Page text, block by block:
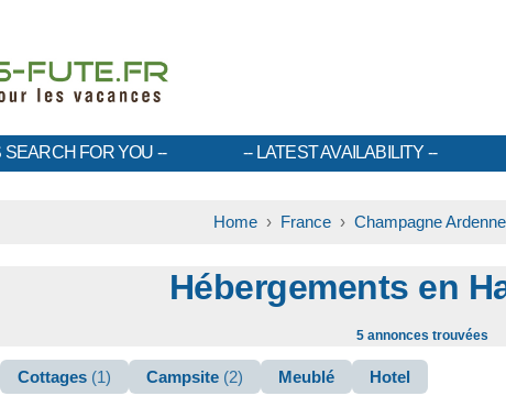
SEARCH FOR YOU LATEST AVAILABILITY
Home› France› Champagne
Hébergements en
5 annonces trouvées
Cottages (1) Campsite (2) Meublé Hotel